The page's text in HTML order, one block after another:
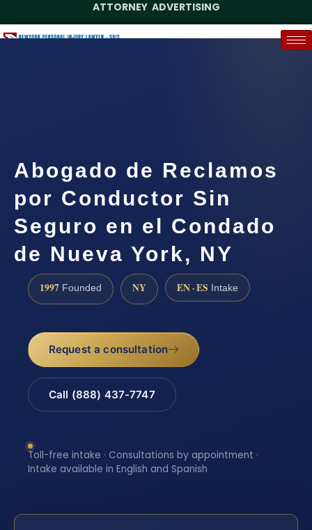
ATTORNEY ADVERTISING
Abogado de Reclamos
por Conductor Sin
Seguro en el Condado
de Nueva York, NY
1997 Founded NY EN · ES Intake
Request a consultation
Call (888) 437-7747
Toll-free intake · Consultations by appointment ·
Intake available in English and Spanish